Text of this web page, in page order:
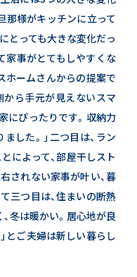
那様がキッチンに立って
とっても大きな変化だっ
家事がとてもしやすくな
ホームさんからの提案で
から手元が見えないスマ
にぴったりです。 収納力
した。」二つ目は、ラン
によって、部屋干しスト
されない家事が叶い、暮
三つ目は、住まいの断熱
、冬は暖かい。居心地が良
と ご夫婦は新しい暮らし